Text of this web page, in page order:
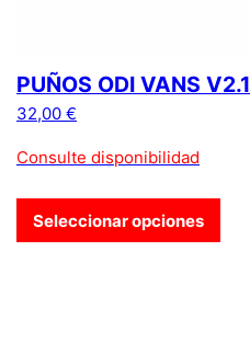
PUÑOS ODI VANS V2.1
32,00 €
Consulte disponibilidad
Seleccionar opciones